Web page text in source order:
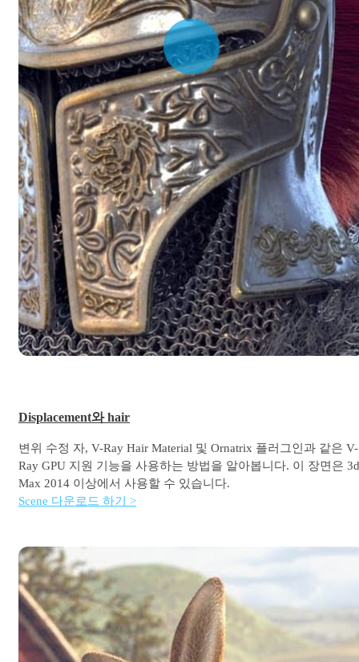
Displacement와 hair
변위 수정 자, V-Ray Hair Material 및 Ornatrix 플러그인과 같은 V-
Ray GPU 지원 기능을 사용하는 방법을 알아봅니다. 이 장면은
Max 2014 이상에서 사용할 수 있습니다.
Scene 다운로드 하기 >